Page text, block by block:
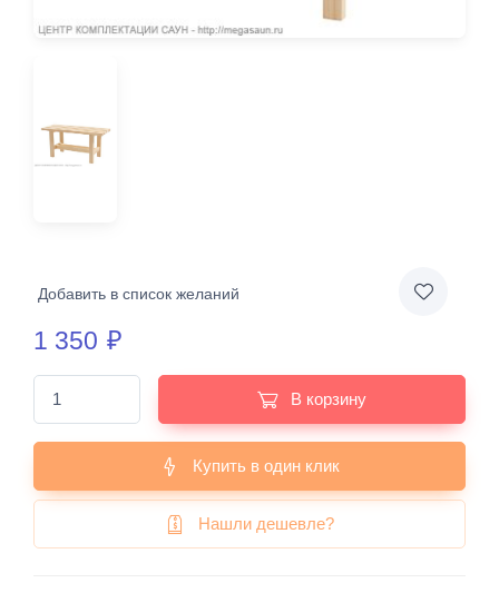
Добавить в список желаний
1 350 ₽
В корзину
Купить в один клик
Нашли дешевле?